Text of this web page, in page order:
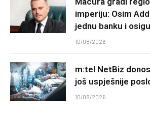
imperiju: Osim
jednu banku i
10/08/2026
m:tel NetBiz
još uspješnije
10/08/2026